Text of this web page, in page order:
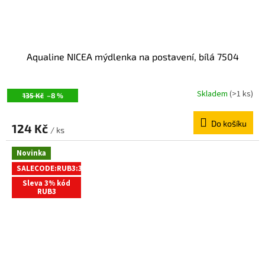
135 Kč –8 %
Aqualine NICEA mýdlenka na postavení, bílá 7504
Skladem (>1 ks)
124 Kč / ks
Do košíku
Novinka
SALECODE:RUB3:3:%
Sleva 3% kód
RUB3